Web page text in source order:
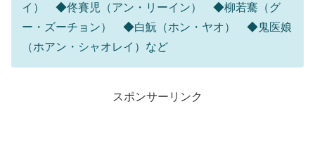
イ） ◆佟賽児（アン・リーイン） ◆柳若騫（グ
ー・ズーチョン） ◆白魭（ホン・ヤオ） ◆鬼医娘
（ホアン・シャオレイ）など
スポンサーリンク